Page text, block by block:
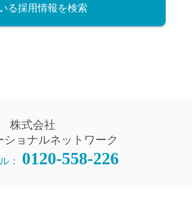
る採用情報を検索
株式会社
ショナルネットワーク
： 0120-558-226